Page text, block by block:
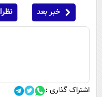
خبر بعد
اشتراک گذاری :